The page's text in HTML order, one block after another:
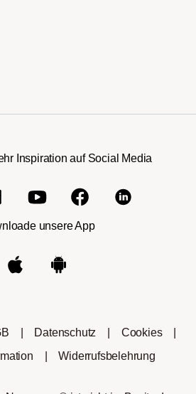
Inspiration auf Social Media
unsere App
Datenschutz Cookies
Widerrufsbelehrung